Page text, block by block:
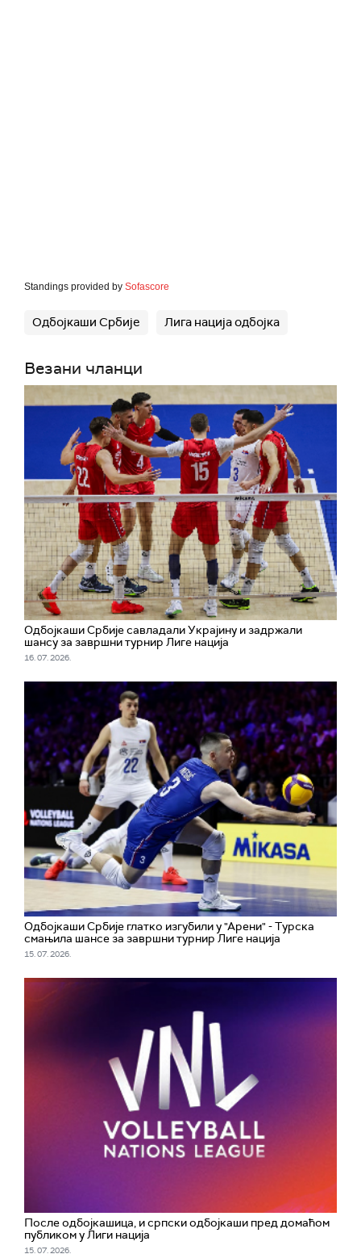
Standings provided by Sofascore
Одбојкаши Србије Лига нација одбојка
Везани чланци
Одбојкаши Србије савладали Украјину и задржали
шансу за завршни турнир Лиге нација
16. 07. 2026.
Одбојкаши Србије глатко изгубили у "Арени" - Турска
смањила шансе за завршни турнир Лиге нација
15. 07. 2026.
После одбојкашица, и српски одбојкаши пред домаћом
публиком у Лиги нација
15. 07. 2026.